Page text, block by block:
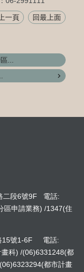
一頁 回最上面
...
二段6號9F 電話:
區申請業務) /1347(住
15號1-6F 電話:
科) /(06)6331248(都
都市計畫